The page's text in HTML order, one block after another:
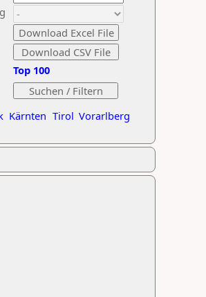
Kärnten Tirol Vorarlberg
Top 100